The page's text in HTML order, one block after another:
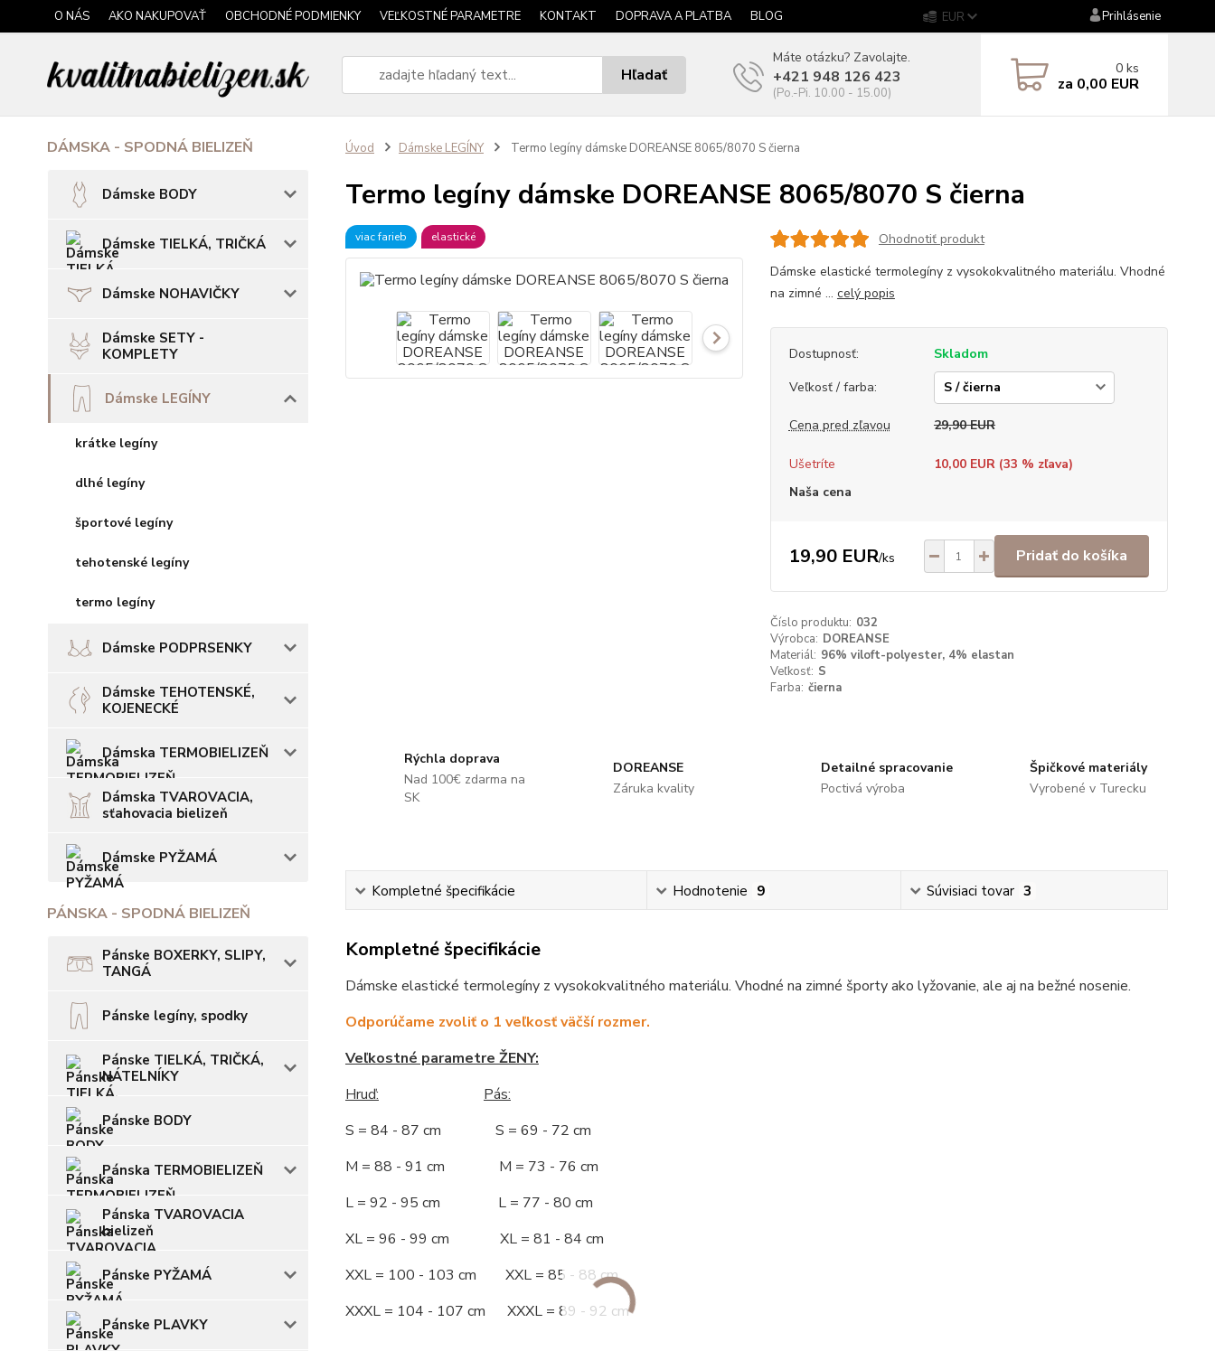
O NÁS AKO NAKUPOVAŤ OBCHODNÉ PODMIENKY VEĽKOSTNÉ PARAMETRE KONTAKT DOPRAVA A PLATBA BLOG EUR Prihlásenie
Hľadať
Máte otázku? Zavolajte.
+421 948 126 423
(Po.-Pi. 10.00 - 15.00)
0 ks
za 0,00 EUR
DÁMSKA - SPODNÁ BIELIZEŇ
Dámske BODY
Dámske TIELKÁ, TRIČKÁ
Dámske NOHAVIČKY
Dámske SETY -
KOMPLETY
Dámske LEGÍNY
krátke legíny
dlhé legíny
športové legíny
tehotenské legíny
termo legíny
Dámske PODPRSENKY
Dámske TEHOTENSKÉ,
KOJENECKÉ
Dámska TERMOBIELIZEŇ
Dámska TVAROVACIA,
sťahovacia bielizeň
Dámske PYŽAMÁ
PÁNSKA - SPODNÁ BIELIZEŇ
Pánske BOXERKY, SLIPY,
TANGÁ
Pánske legíny, spodky
Pánske TIELKÁ, TRIČKÁ,
NÁTELNÍKY
Pánske BODY
Pánska TERMOBIELIZEŇ
Pánska TVAROVACIA
bielizeň
Pánske PYŽAMÁ
Pánske PLAVKY
Úvod Dámske LEGÍNY Termo legíny dámske DOREANSE 8065/8070 S čierna
Termo legíny dámske DOREANSE 8065/8070 S čierna
viac farieb elastické
Ohodnotiť produkt
Dámske elastické termolegíny z vysokokvalitného materiálu. Vhodné
na zimné ... celý popis
Dostupnosť:
Skladom
Veľkosť / farba:
Cena pred zľavou 29,90 EUR
Ušetríte 10,00 EUR (33 % zľava)
Naša cena
19,90 EUR/ks Pridať do košíka
Číslo produktu: 032
Výrobca: DOREANSE
Materiál: 96% viloft-polyester, 4% elastan
Veľkosť: S
Farba: čierna
Rýchla doprava
Nad 100€ zdarma na
SK
DOREANSE
Záruka kvality
Detailné spracovanie
Poctivá výroba
Špičkové materiály
Vyrobené v Turecku
Kompletné špecifikácie Hodnotenie 9 Súvisiaci tovar 3
Kompletné špecifikácie
Dámske elastické termolegíny z vysokokvalitného materiálu. Vhodné na zimné športy ako lyžovanie, ale aj na bežné nosenie.
Odporúčame zvoliť o 1 veľkosť väčší rozmer.
Veľkostné parametre ŽENY:
Hruď:
Pás:
S = 84 - 87 cm S = 69 - 72 cm
M = 88 - 91 cm M = 73 - 76 cm
L = 92 - 95 cm L = 77 - 80 cm
XL = 96 - 99 cm XL = 81 - 84 cm
XXL = 100 - 103 cm XXL = 85 - 88 cm
XXXL = 104 - 107 cm XXXL = 89 - 92 cm